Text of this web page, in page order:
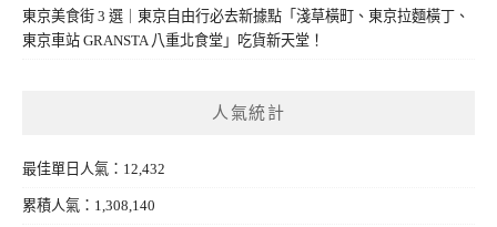
東京美食街 3 選｜東京自由行必去新據點「淺草橫町、東京拉麵橫丁、
東京車站 GRANSTA 八重北食堂」吃貨新天堂！
人氣統計
最佳單日人氣：12,432
累積人氣：1,308,140